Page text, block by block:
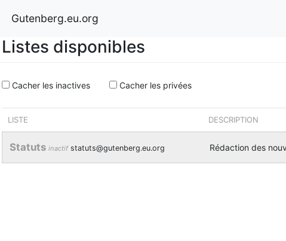
Gutenberg.eu.org
Listes disponibles
Cacher les inactives Cacher les privées
LISTE DESCRIPTION
Statuts inactif statuts@gutenberg.eu.org Rédaction des